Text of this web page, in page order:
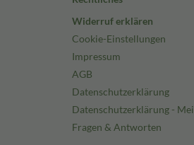
Widerruf erklären
Cookie-Einstellungen
Impressum
AGB
Datenschutzerklärung
Datenschutzerklärung -
Fragen & Antworten